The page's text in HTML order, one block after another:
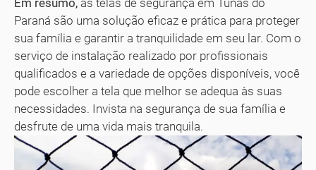
Paraná são uma solução eficaz e prática para proteger
sua família e garantir a tranquilidade em seu lar. Com o
serviço de instalação realizado por profissionais
qualificados e a variedade de opções disponíveis, você
pode escolher a tela que melhor se adequa às suas
necessidades. Invista na segurança de sua família e
desfrute de uma vida mais tranquila.